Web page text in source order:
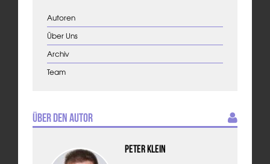
Autoren
Über Uns
Archiv
Team
Über den Autor
Peter Klein